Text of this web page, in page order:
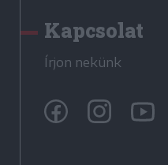
Kapcsolat
Írjon nekünk